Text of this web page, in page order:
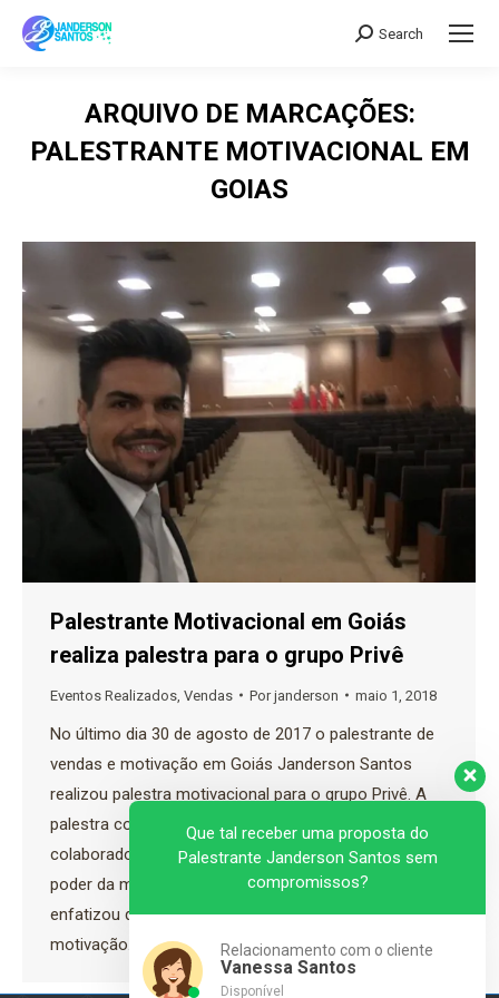
Search:
Search
ARQUIVO DE MARCAÇÕES:
PALESTRANTE MOTIVACIONAL EM
GOIAS
Palestrante Motivacional em Goiás
realiza palestra para o grupo Privê
Eventos Realizados Vendas Porjanderson maio 1, 2018
No último dia 30 de agosto de 2017 o palestrante de
vendas e motivação em Goiás Janderson Santos
realizou palestra motivacional para o grupo Privê. A
palestra contou com a participação de todos os
colaboradores. Janderson Santos falou sobre o
poder da mudança e do comprometimento e
enfatizou que é necessário ter persistência e
motivação…
Que tal receber uma proposta do
Palestrante Janderson Santos sem
compromissos?
Relacionamento com o cliente
Vanessa Santos
Disponível